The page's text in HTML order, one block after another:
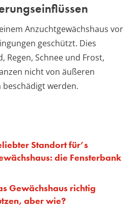
Anzuchtgewächshaus vor
geschützt. Dies
Regen, Schnee und Frost,
nicht von äußeren
werden.
Standort für’s
die Fensterbank
Gewächshaus richtig
aber wie?